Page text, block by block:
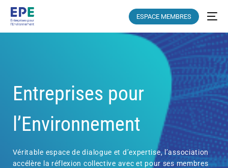
ESPACE MEMBRES
Entreprises pour
l’Environnement
Véritable espace de dialogue et d’expertise, l’association
accélère la réflexion collective avec et pour ses membres